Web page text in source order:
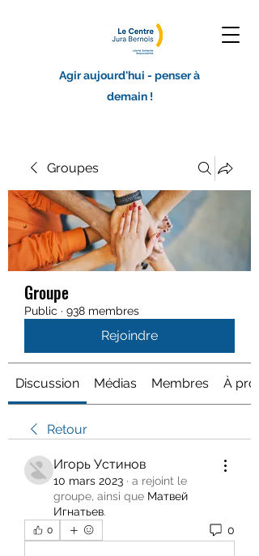
Agir aujourd'hui - penser à
demain !
Groupes
Groupe
Public · 938 membres
Rejoindre
Discussion Médias Membres À
Retour
Игорь Устинов
10 mars 2023 · a rejoint le
groupe, ainsi que Матвей
Игнатьев.
0 0